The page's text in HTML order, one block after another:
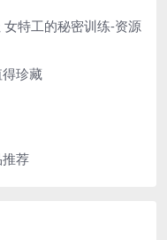
特工的秘密训练-资源
珍藏
荐